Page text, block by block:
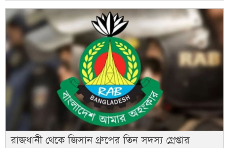
রাজধানী থেকে জিসান গ্রুপের তিন সদস্য গ্রেপ্তার